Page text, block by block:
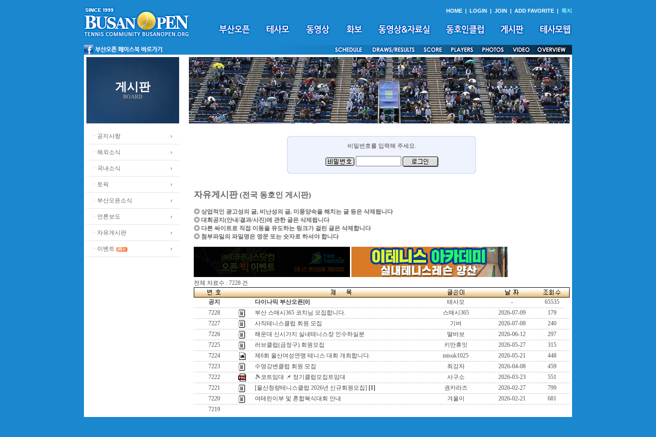
HOME | LOGIN | JOIN | ADD FAVORITE | 쪽지
게시판
BOARD
ㆍ공지사항
ㆍ해외소식
ㆍ국내소식
ㆍ토픽
ㆍ부산오픈소식
ㆍ언론보도
ㆍ자유게시판
ㆍ이벤트
비밀번호를 입력해 주세요.
자유게시판(전국 동호인 게시판)
◎ 상업적인 광고성의 글, 비난성의 글, 미풍양속을 해치는 글 등은 삭제됩니다
◎ 대회공지(안내/결과/사진)에 관한 글은 삭제됩니다
◎ 다른 싸이트로 직접 이동을 유도하는 링크가 걸린 글은 삭제합니다
◎ 첨부파일의 파일명은 영문 또는 숫자로 하셔야 합니다
전체 자료수 : 7228 건
공지 다이나믹 부산오픈[0] 테사모 -
65535
7228
부산 스매시365 코치님 모집합니다. 스매시365 2026-07-09
179
7227
사직테니스클럽 회원 모집 기버 2026-07-08
240
7226
해운대 신시가지 실내테니스장 인수하실분 딸바보 2026-06-12
297
7225
러브클럽(금정구) 회원모집 키만휴잇 2026-05-27
315
7224
제6회 울산여성연맹 테니스 대회 개최합니다. misuk1025 2026-05-21
448
7223
수영강변클럽 회원 모집 최강자 2026-04-08
459
7222
🎾코트임대 📌 정기클럽모집트임대 사구소 2026-03-23
551
7221
[울산청량테니스클럽 2026년 신규회원모집] [1] 권카라즈 2026-02-27
799
7220
여테린이부 및 혼합복식대회 안내 겨울이 2026-02-21
681
7219